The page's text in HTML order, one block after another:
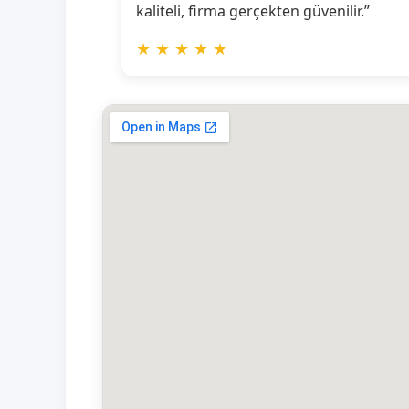
kaliteli, firma gerçekten güvenilir.”
★ ★ ★ ★ ★